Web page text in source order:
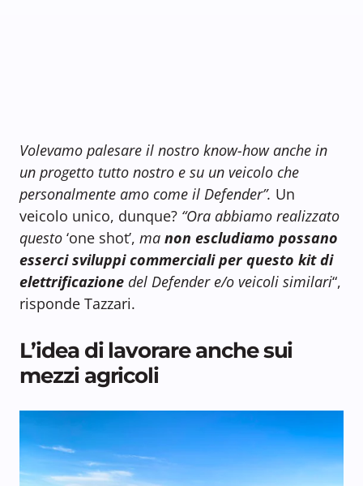
Volevamo palesare il nostro know-how anche in
un progetto tutto nostro e su un veicolo che
personalmente amo come il Defender”. Un
veicolo unico, dunque? “Ora abbiamo realizzato
questo ‘one shot’, ma non escludiamo possano
esserci sviluppi commerciali per questo kit di
elettrificazione del Defender e/o veicoli similari“,
risponde Tazzari.
L’idea di lavorare anche sui
mezzi agricoli